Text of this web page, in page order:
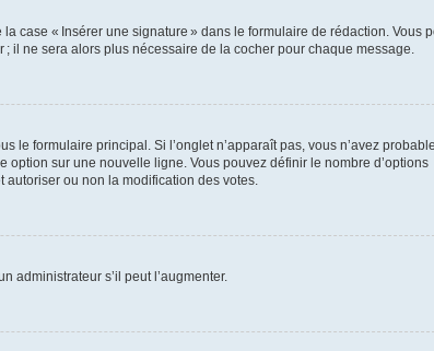
case « Insérer une signature » dans le formulaire de rédaction. Vous
il ne sera alors plus nécessaire de la cocher pour chaque message.
le formulaire principal. Si l’onglet n’apparaît pas, vous n’avez
sur une nouvelle ligne. Vous pouvez définir le nombre d’options
ou non la modification des votes.
administrateur s’il peut l’augmenter.